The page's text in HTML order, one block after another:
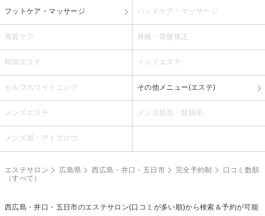
フットケア・マッサージ ハンドケア・マッサージ
角質ケア 骨格・骨盤矯正
韓国エステ インドエステ
セルフホワイトニング その他メニュー(エステ)
メンズエステ メンズ脱毛・髭脱毛
メンズ眉・アイブロウ
エステサロン 広島県 西広島・井口・五日市 完全予約制
口コミ数順
（すべて）
西広島・井口・五日市のエステサロン(口コミが多い順)から検索＆予約が可能